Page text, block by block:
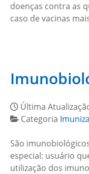
doenças contra as
caso de vacinas
Última
Categoria
São
especial: usuário
utilização dos